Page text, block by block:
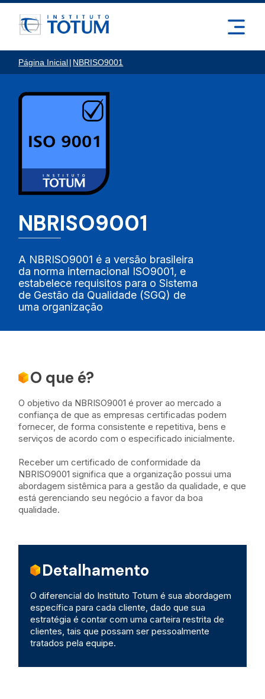
Página Inicial| NBRISO9001
NBRISO9001
A NBRISO9001 é a versão brasileira
da norma internacional ISO9001, e
estabelece requisitos para o Sistema
de Gestão da Qualidade (SGQ) de
uma organização
O que é?
O objetivo da NBRISO9001 é prover ao mercado a
confiança de que as empresas certificadas podem
fornecer, de forma consistente e repetitiva, bens e
serviços de acordo com o especificado inicialmente.
Receber um certificado de conformidade da
NBRISO9001 significa que a organização possui uma
abordagem sistêmica para a gestão da qualidade, e que
está gerenciando seu negócio a favor da boa
qualidade.
Detalhamento
O diferencial do Instituto Totum é sua abordagem
específica para cada cliente, dado que sua
estratégia é contar com uma carteira restrita de
clientes, tais que possam ser pessoalmente
tratados pela equipe.